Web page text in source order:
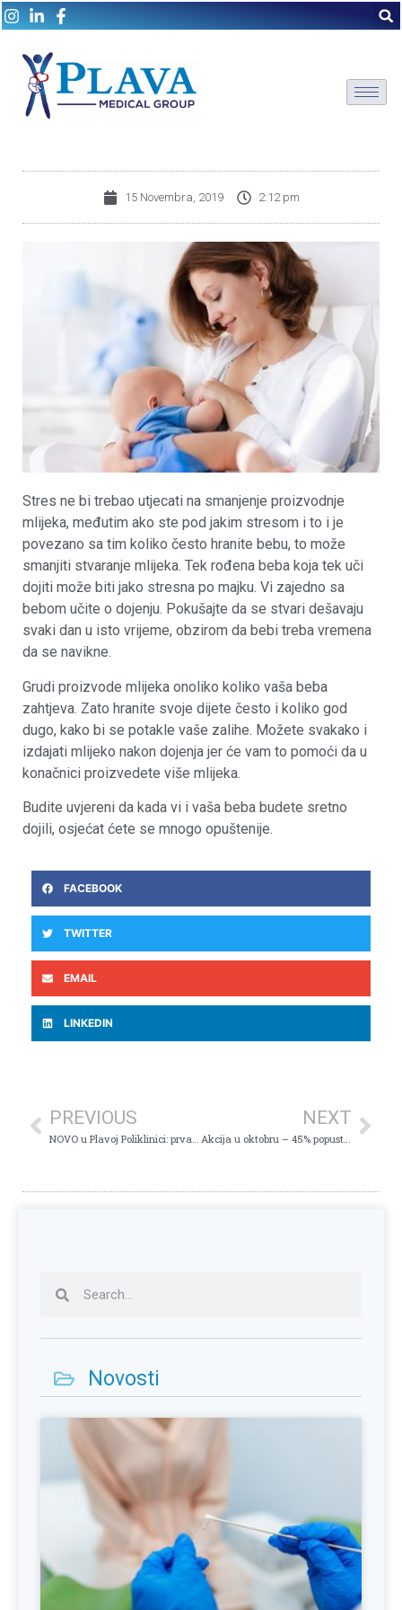
15 Novembra, 2019 2:12 pm
Stres ne bi trebao utjecati na smanjenje proizvodnje
mlijeka, međutim ako ste pod jakim stresom i to i je
povezano sa tim koliko često hranite bebu, to može
smanjiti stvaranje mlijeka. Tek rođena beba koja tek uči
dojiti može biti jako stresna po majku. Vi zajedno sa
bebom učite o dojenju. Pokušajte da se stvari dešavaju
svaki dan u isto vrijeme, obzirom da bebi treba vremena
da se navikne.
Grudi proizvode mlijeka onoliko koliko vaša beba
zahtjeva. Zato hranite svoje dijete često i koliko god
dugo, kako bi se potakle vaše zalihe. Možete svakako i
izdajati mlijeko nakon dojenja jer će vam to pomoći da u
konačnici proizvedete više mlijeka.
Budite uvjereni da kada vi i vaša beba budete sretno
dojili, osjećat ćete se mnogo opuštenije.
FACEBOOK
TWITTER
EMAIL
LINKEDIN
PREVIOUS
NOVO u Plavoj Poliklinici: prva ustanova u TK koja ima OCT ANGIOGRAFIJU!
NEXT
Akcija u oktobru – 45% popusta na preventivne preglede dojki
Novosti